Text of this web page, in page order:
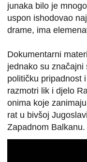
junaka bilo je
uspon ishodovao
drame, ima
Dokumentarni
jednako su
političku pripadnost
razmotri lik i djelo
onima koje
rat u bivšoj
Zapadnom Balkanu.